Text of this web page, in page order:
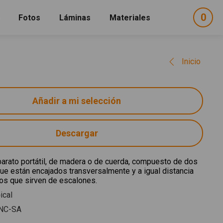
Fotos Láminas Materiales 0
Inicio
Descargar
portátil, de madera o de cuerda, compuesto de dos
están encajados transversalmente y a igual distancia
que sirven de escalones.
SA